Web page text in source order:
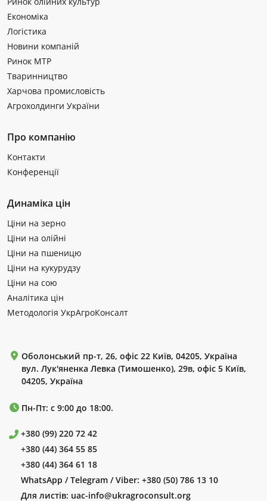
Економіка
Логістика
Новини компаній
Ринок МТР
Тваринництво
Харчова промисловість
Агрохолдинги України
Про компанію
Контакти
Конференції
Динаміка цін
Ціни на зерно
Ціни на олійні
Ціни на пшеницю
Ціни на кукурудзу
Ціни на сою
Аналітика цін
Методологія УкрАгроКонсалт
Оболонський пр-т, 26, офіс 22 Київ, 04205, Україна
вул. Лук'яненка Левка (Тимошенко), 29в, офіс 5 Київ,
04205, Україна
Пн-Пт: с 9:00 до 18:00.
+380 (99) 220 72 42
+380 (44) 364 55 85
+380 (44) 364 61 18
WhatsApp / Telegram / Viber: +380 (50) 786 13 10
Для листів: uac-info@ukragroconsult.org